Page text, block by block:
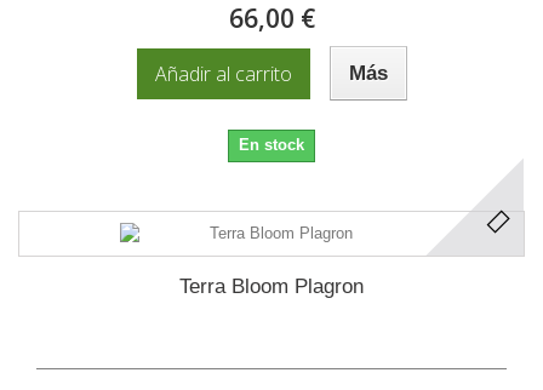
66,00 €
Añadir al carrito Más
En stock
Terra Bloom Plagron